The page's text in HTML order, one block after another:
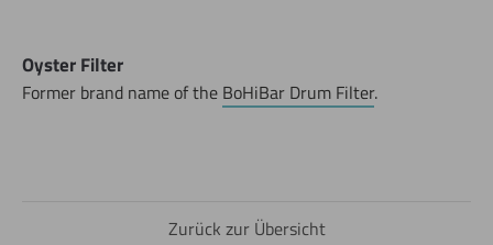
Oyster Filter
Former brand name of the BoHiBar Drum Filter.
Zurück zur Übersicht
Jetzt direkt die gemerkte Auswahl anfragen.